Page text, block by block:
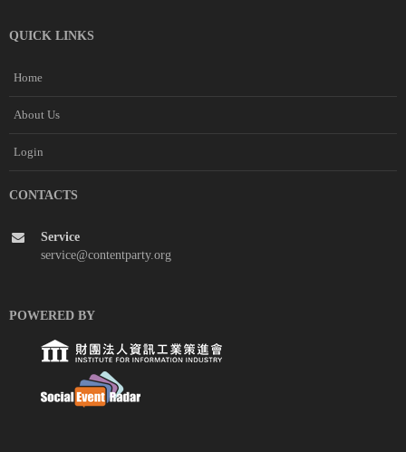
QUICK LINKS
Home
About Us
Login
CONTACTS
Service
service@contentparty.org
POWERED BY